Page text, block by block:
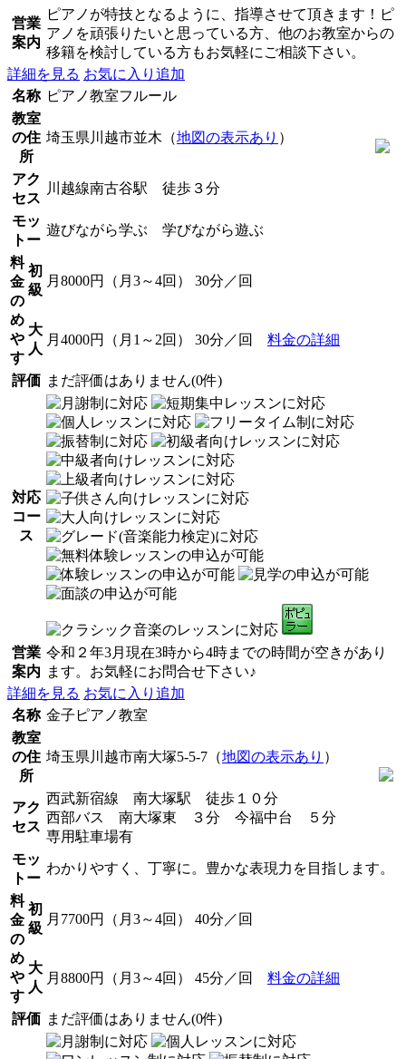
営業
案内
ピアノが特技となるように、指導させて頂きます！ピ
アノを頑張りたいと思っている方、他のお教室からの
移籍を検討している方もお気軽にご相談下さい。
詳細を見る お気に入り追加
名称 ピアノ教室フルール
教室
の住
所
埼玉県川越市並木（地図の表示あり ）
アク
セス
川越線南古谷駅 徒歩３分
モッ
トー
遊びながら学ぶ 学びながら遊ぶ
料
金
の
め
や
す
初
級
月8000円（月3～4回） 30分／回
大
人
月4000円（月1～2回） 30分／回 料金の詳細
評価 まだ評価はありません(0件)
対応
コー
ス
営業
案内
令和２年3月現在3時から4時までの時間が空きがあり
ます。お気軽にお問合せ下さい♪
詳細を見る お気に入り追加
名称 金子ピアノ教室
教室
の住
所
埼玉県川越市南大塚5-5-7（地図の表示あり ）
アク
セス
西武新宿線 南大塚駅 徒歩１０分
西部バス 南大塚東 ３分 今福中台 ５分
専用駐車場有
モッ
トー
わかりやすく、丁寧に。豊かな表現力を目指します。
料
金
の
め
や
す
初
級
月7700円（月3～4回） 40分／回
大
人
月8800円（月3～4回） 45分／回 料金の詳細
評価 まだ評価はありません(0件)